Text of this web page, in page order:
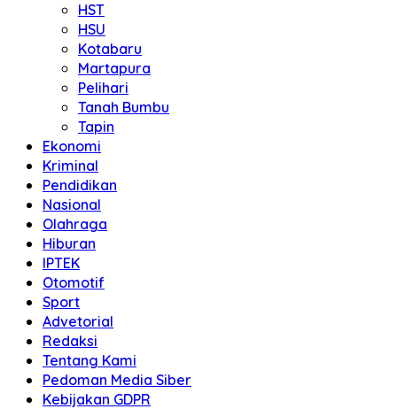
HST
HSU
Kotabaru
Martapura
Pelihari
Tanah Bumbu
Tapin
Ekonomi
Kriminal
Pendidikan
Nasional
Olahraga
Hiburan
IPTEK
Otomotif
Sport
Advetorial
Redaksi
Tentang Kami
Pedoman Media Siber
Kebijakan GDPR